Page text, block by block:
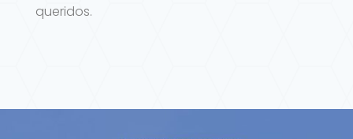
queridos.